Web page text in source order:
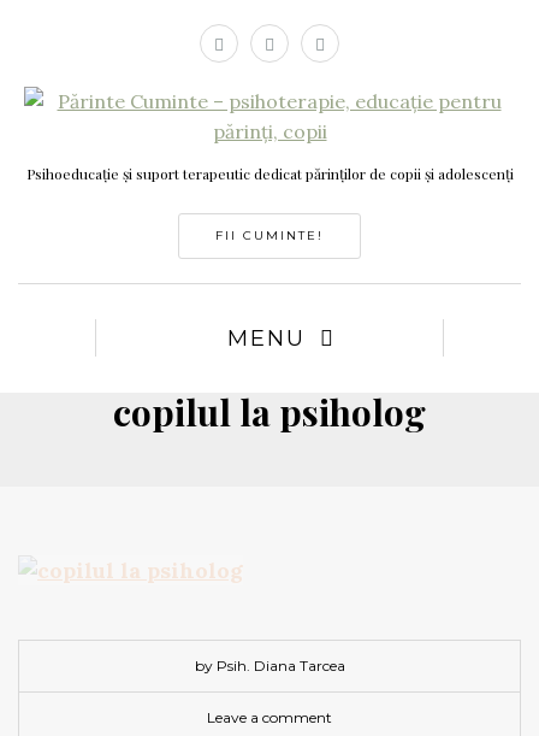
Psihoeducație și suport terapeutic dedicat părinților de copii și adolescenți
FII CUMINTE!
MENU
copilul la psiholog
by Psih. Diana Tarcea
Leave a comment